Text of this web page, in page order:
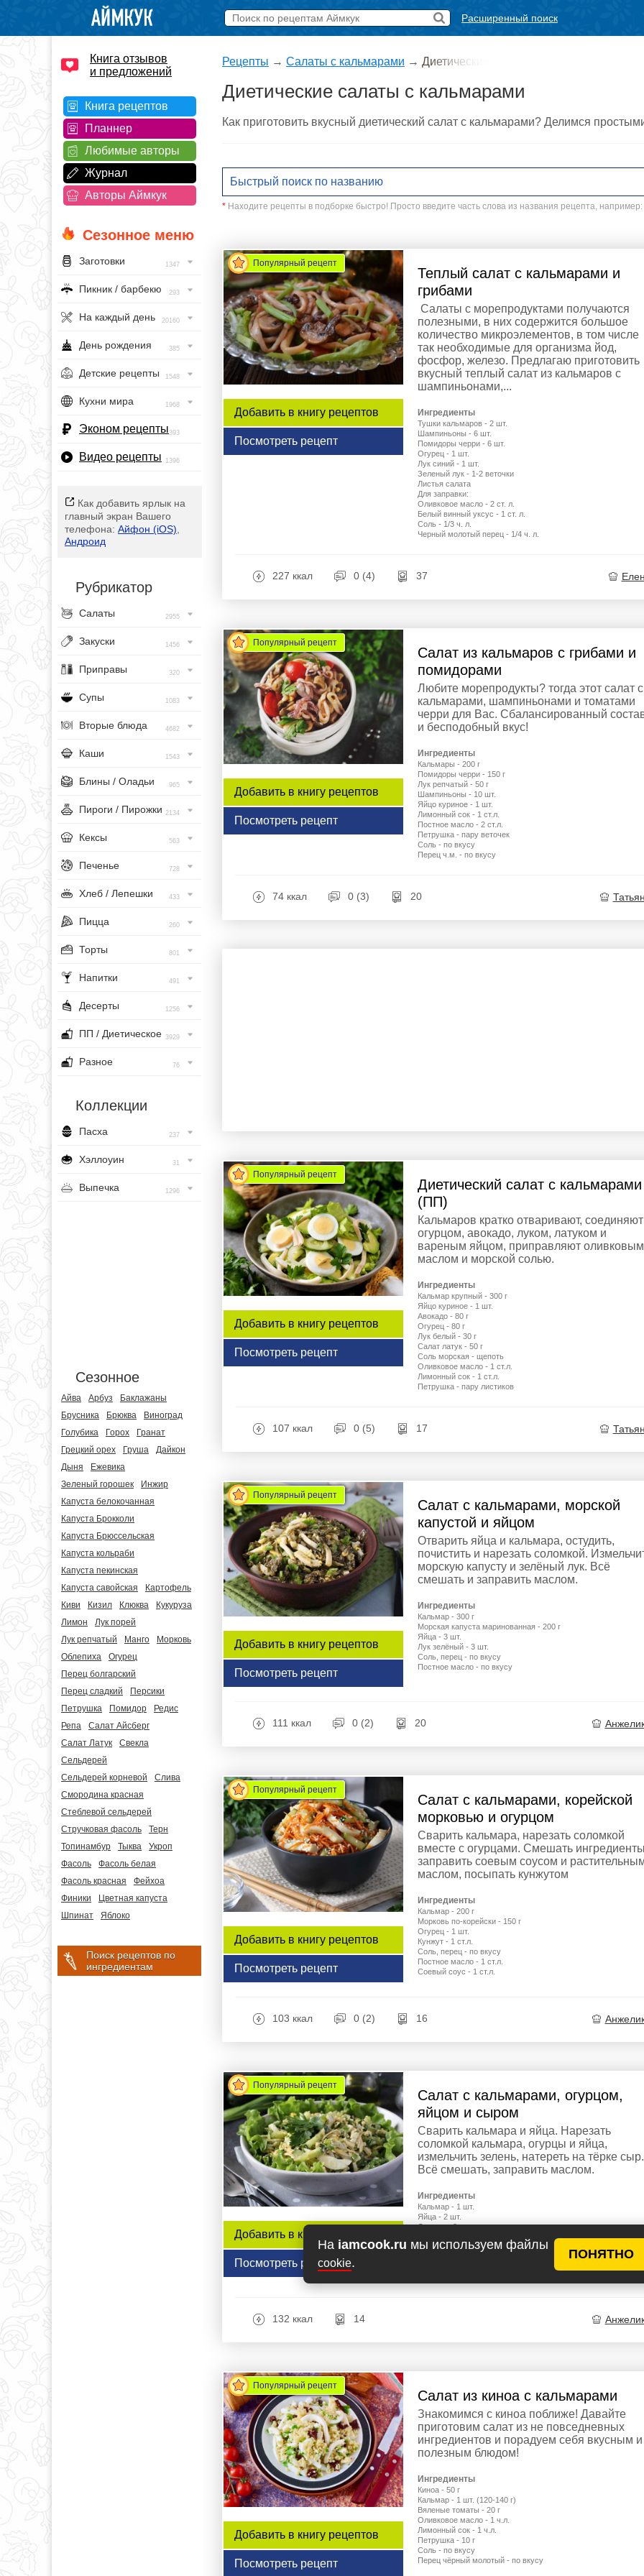
На iamcook.ru мы используем файлы
cookie.
ПОНЯТНО
Расширенный поиск
Книга отзывов
и предложений
Книга рецептов
Планнер
Любимые авторы
Журнал
Авторы Аймкук
Сезонное меню
Заготовки 1347
Пикник / барбекю 293
На каждый день 20160
День рождения 385
Детские рецепты 1548
Кухни мира 1968
Эконом рецепты393
Видео рецепты 1396
Как добавить ярлык на
главный экран Вашего
телефона: Айфон (iOS)
Андроид
Рубрикатор
Салаты 2955
Закуски 1456
Приправы 320
Супы 1083
Вторые блюда 4682
Каши 1543
Блины / Оладьи 965
Пироги / Пирожки 2134
Кексы 563
Печенье 728
Хлеб / Лепешки 433
Пицца 260
Торты 801
Напитки 491
Десерты 1256
ПП / Диетическое 3929
Разное 76
Коллекции
Пасха 237
Хэллоуин 31
Выпечка 1296
Сезонное
Айва Арбуз
Баклажаны
Брусника
Брюква
Виноград
Голубика
Горох
Гранат
Грецкий орех
Груша
Дайкон
Дыня
Ежевика
Зеленый горошек
Инжир
Капуста белокочанная
Капуста Брокколи
Капуста Брюссельская
Капуста кольраби
Капуста пекинская
Капуста савойская
Картофель
Киви
Кизил Клюква
Кукуруза
Лимон
Лук порей
Лук репчатый
Манго
Морковь
Облепиха
Огурец
Перец болгарский
Перец сладкий
Персики
Петрушка
Помидор
Редис
Репа
Салат Айсберг
Салат Латук
Свекла
Сельдерей
Сельдерей корневой
Слива
Смородина красная
Стеблевой сельдерей
Стручковая фасоль
Терн
Топинамбур
Тыква
Укроп
Фасоль
Фасоль белая
Фасоль красная
Фейхоа
Финики
Цветная капуста
Шпинат
Яблоко
Поиск рецептов по
ингредиентам
Рецепты → Салаты с кальмарами → Диетические
Диетические салаты с кальмарами
Как приготовить вкусный диетический салат с кальмарами? Делимся
* Находите рецепты в подборке быстро! Просто введите часть слова из названия рецепта, например:
Популярный рецепт
Добавить в книгу рецептов
Посмотреть рецепт
Теплый салат с кальмарами и
грибами
Салаты с морепродуктами получаются
полезными, в них содержится большое
количество микроэлементов, в том числе
так необходимые для организма йод,
фосфор, железо. Предлагаю приготовить
вкусный теплый салат из кальмаров с
шампиньонами,...
Ингредиенты
Тушки кальмаров - 2 шт.
Шампиньоны - 6 шт.
Помидоры черри - 6 шт.
Огурец - 1 шт.
Лук синий - 1 шт.
Зеленый лук - 1-2 веточки
Листья салата
Для заправки:
Оливковое масло - 2 ст. л.
Белый винный уксус - 1 ст. л.
Соль - 1/3 ч. л.
Черный молотый перец - 1/4 ч. л.
227 ккал 0 (4) 37
Популярный рецепт
Добавить в книгу рецептов
Посмотреть рецепт
Салат из кальмаров с грибами и
помидорами
Любите морепродукты? тогда этот салат с
кальмарами, шампиньонами и томатами
черри для Вас. Сбалансированный
и бесподобный вкус!
Ингредиенты
Кальмары - 200 г
Помидоры черри - 150 г
Лук репчатый - 50 г
Шампиньоны - 10 шт.
Яйцо куриное - 1 шт.
Лимонный сок - 1 ст.л.
Постное масло - 2 ст.л.
Петрушка - пару веточек
Соль - по вкусу
Перец ч.м. - по вкусу
74 ккал 0 (3) 20
Популярный рецепт
Добавить в книгу рецептов
Посмотреть рецепт
Диетический салат с кальмарами
(ПП)
Кальмаров кратко отваривают,
огурцом, авокадо, луком, латуком и
вареным яйцом, приправляют оливковым
маслом и морской солью.
Ингредиенты
Кальмар крупный - 300 г
Яйцо куриное - 1 шт.
Авокадо - 80 г
Огурец - 80 г
Лук белый - 30 г
Салат латук - 50 г
Соль морская - щепоть
Оливковое масло - 1 ст.л.
Лимонный сок - 1 ст.л.
Петрушка - пару листиков
107 ккал 0 (5) 17
Популярный рецепт
Добавить в книгу рецептов
Посмотреть рецепт
Салат с кальмарами, морской
капустой и яйцом
Отварить яйца и кальмара, остудить,
почистить и нарезать соломкой.
морскую капусту и зелёный лук. Всё
смешать и заправить маслом.
Ингредиенты
Кальмар - 300 г
Морская капуста маринованная - 200 г
Яйца - 3 шт.
Лук зелёный - 3 шт.
Соль, перец - по вкусу
Постное масло - по вкусу
111 ккал 0 (2) 20
Популярный рецепт
Добавить в книгу рецептов
Посмотреть рецепт
Салат с кальмарами, корейской
морковью и огурцом
Сварить кальмара, нарезать соломкой
вместе с огурцами. Смешать
заправить соевым соусом и
маслом, посыпать кунжутом
Ингредиенты
Кальмар - 200 г
Морковь по-корейски - 150 г
Огурец - 1 шт.
Кунжут - 1 ст.л.
Соль, перец - по вкусу
Постное масло - 1 ст.л.
Соевый соус - 1 ст.л.
103 ккал 0 (2) 16
Популярный рецепт
Добавить в книгу рецептов
Посмотреть рецепт
Салат с кальмарами, огурцом,
яйцом и сыром
Сварить кальмара и яйца. Нарезать
соломкой кальмара, огурцы и яйца,
измельчить зелень, натереть на тёрке сыр.
Всё смешать, заправить маслом.
Ингредиенты
Кальмар - 1 шт.
Яйца - 2 шт.
Огурцы - 2 шт.
Петрушка - 10 г
132 ккал 14
Популярный рецепт
Добавить в книгу рецептов
Посмотреть рецепт
Салат из киноа с кальмарами
Знакомимся с киноа поближе! Давайте
приготовим салат из не повседневных
ингредиентов и порадуем себя вкусным и
полезным блюдом!
Ингредиенты
Киноа - 50 г
Кальмар - 1 шт. (120-140 г)
Вяленые томаты - 20 г
Оливковое масло - 1 ч.л.
Лимонный сок - 1 ч.л.
Петрушка - 10 г
Соль - по вкусу
Перец чёрный молотый - по вкусу